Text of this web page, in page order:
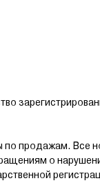
по продажам. Все
о